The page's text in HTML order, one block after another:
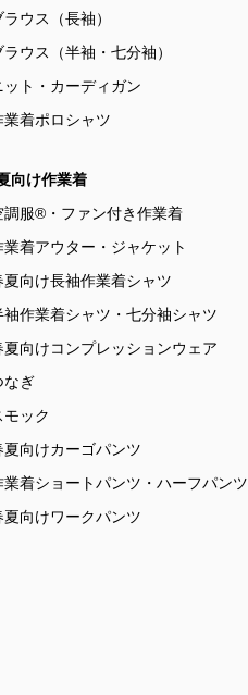
ラウス（長袖）
ラウス（半袖・七分袖）
ット・カーディガン
業着ポロシャツ
向け作業着
調服®・ファン付き作業着
業着アウター・ジャケット
夏向け長袖作業着シャツ
袖作業着シャツ・七分袖シャツ
夏向けコンプレッションウェア
なぎ
モック
夏向けカーゴパンツ
業着ショートパンツ・ハーフパンツ
夏向けワークパンツ